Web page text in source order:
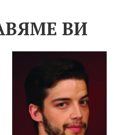
ВИ